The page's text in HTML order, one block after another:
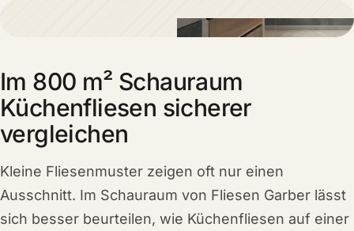
Im 800 m² Schauraum
Küchenfliesen sicherer
vergleichen
Kleine Fliesenmuster zeigen oft nur einen
Ausschnitt. Im Schauraum von Fliesen Garber lässt
sich besser beurteilen, wie Küchenfliesen auf einer